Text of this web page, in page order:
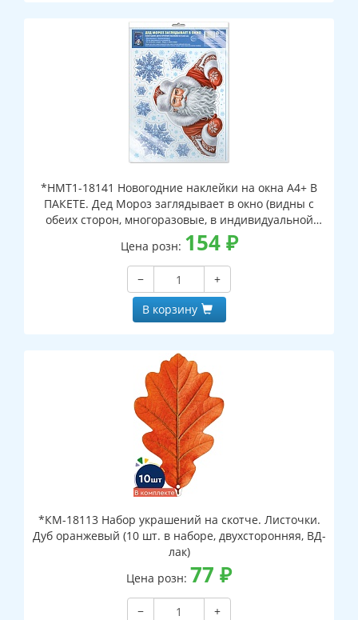
*НМТ1-18141 Новогодние наклейки на окна А4+ В
ПАКЕТЕ. Дед Мороз заглядывает в окно (видны с
обеих сторон, многоразовые, в индивидуальной
упаковке, с европодвесом и клеевым клапаном)
Цена розн: 154₽
−
+
В корзину
*КМ-18113 Набор украшений на скотче. Листочки.
Дуб оранжевый (10 шт. в наборе, двухсторонняя, ВД-
лак)
Цена розн: 77 ₽
−
+